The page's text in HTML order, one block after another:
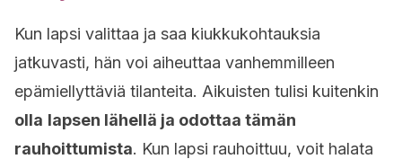
Kun lapsi valittaa ja saa kiukkukohtauksia
jatkuvasti, hän voi aiheuttaa vanhemmilleen
epämiellyttäviä tilanteita. Aikuisten tulisi kuitenkin
olla lapsen lähellä ja odottaa tämän
rauhoittumista. Kun lapsi rauhoittuu, voit halata